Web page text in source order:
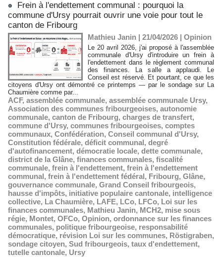
Frein à l'endettement communal : pourquoi la
commune d'Ursy pourrait ouvrir une voie pour tout le
canton de Fribourg
Mathieu Janin | 21/04/2026 | Opinion
Le 20 avril 2026, j'ai proposé à l'assemblée
communale d'Ursy d'introduire un frein à
l'endettement dans le règlement communal
des finances. La salle a applaudi. Le
Conseil est réservé. Et pourtant, ce que les
citoyens d'Ursy ont démontré ce printemps — par le sondage sur La
Chaumière comme par...
ACF, assemblée communale, assemblée communale Ursy,
Association des communes fribourgeoises, autonomie
communale, canton de Fribourg, charges de transfert,
commune d'Ursy, communes fribourgeoises, comptes
communaux, Confédération, Conseil communal d'Ursy,
Constitution fédérale, déficit communal, degré
d'autofinancement, démocratie locale, dette communale,
district de la Glâne, finances communales, fiscalité
communale, frein à l'endettement, frein à l'endettement
communal, frein à l'endettement fédéral, Fribourg, Glâne,
gouvernance communale, Grand Conseil fribourgeois,
hausse d'impôts, initiative populaire cantonale, intelligence
collective, La Chaumière, LAFE, LCo, LFCo, Loi sur les
finances communales, Mathieu Janin, MCH2, mise sous
régie, Montet, OFCo, Opinion, ordonnance sur les finances
communales, politique fribourgeoise, responsabilité
démocratique, révision Loi sur les communes, Röstigraben,
sondage citoyen, Sud fribourgeois, taux d'endettement,
tutelle cantonale, Ursy